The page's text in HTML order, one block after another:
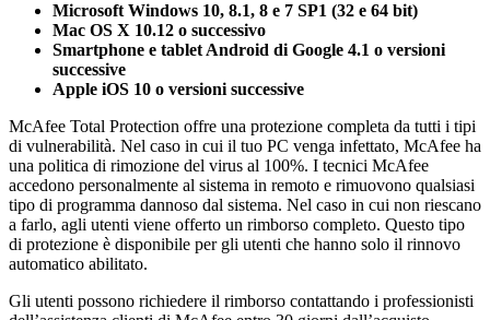
Microsoft Windows 10, 8.1, 8 e 7 SP1 (32 e 64 bit)
Mac OS X 10.12 o successivo
Smartphone e tablet Android di Google 4.1 o versioni
successive
Apple iOS 10 o versioni successive
McAfee Total Protection offre una protezione completa da tutti i tipi
di vulnerabilità. Nel caso in cui il tuo PC venga infettato, McAfee ha
una politica di rimozione del virus al 100%. I tecnici McAfee
accedono personalmente al sistema in remoto e rimuovono qualsiasi
tipo di programma dannoso dal sistema. Nel caso in cui non riescano
a farlo, agli utenti viene offerto un rimborso completo. Questo tipo
di protezione è disponibile per gli utenti che hanno solo il rinnovo
automatico abilitato.
Gli utenti possono richiedere il rimborso contattando i professionisti